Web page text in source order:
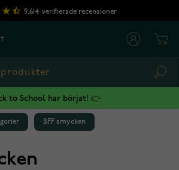
9,614 verifierade recensioner
to School har börjat! 👉
BFF smycken